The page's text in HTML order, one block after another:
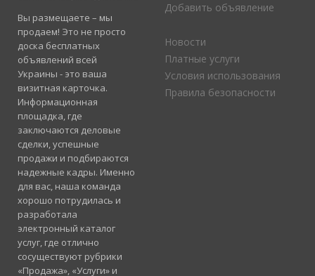
Вы размещаете – мы
продаем! Это не просто
доска бесплатных
объявлений всей
Украины - это ваша
визитная карточка.
Информационная
площадка, где
заключаются деловые
сделки, успешные
продажи и подбираются
надежные кадры. Именно
для вас, наша команда
хорошо потрудилась и
разработала
электронный каталог
услуг, где отлично
сосуществуют рубрики
«Продажа», «Услуги» и
Добавить объявление
Новости
Платные услуги
Условия использования
Правила безопасности